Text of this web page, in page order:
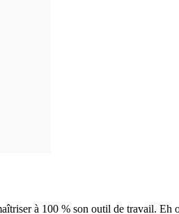
à 100 % son outil de travail.